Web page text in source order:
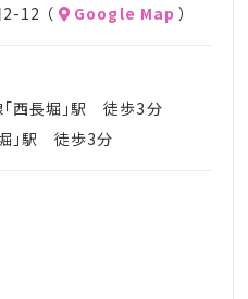
12 （
Google Map ）
西長堀」駅 徒歩3分
」駅 徒歩3分